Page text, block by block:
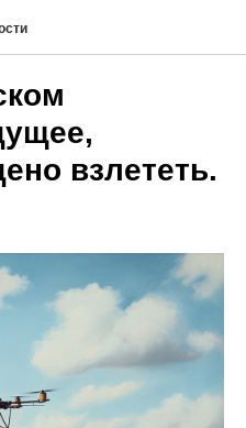
взлететь.